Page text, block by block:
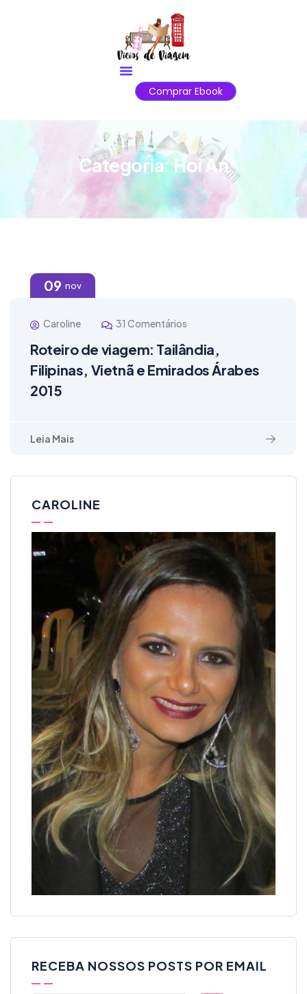
Comprar Ebook
Categoria:Hoi An
09 nov
Caroline 31 Comentários
Roteiro de viagem: Tailândia,
Filipinas, Vietnã e Emirados Árabes
2015
Leia Mais
CAROLINE
RECEBA NOSSOS POSTS POR EMAIL